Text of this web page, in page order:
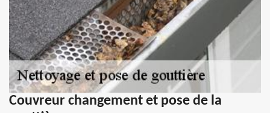
Couvreur changement et pose de la